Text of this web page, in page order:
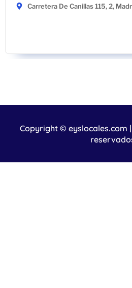
Carretera De Canillas 115, 2,
Copyright © eyslocales.com